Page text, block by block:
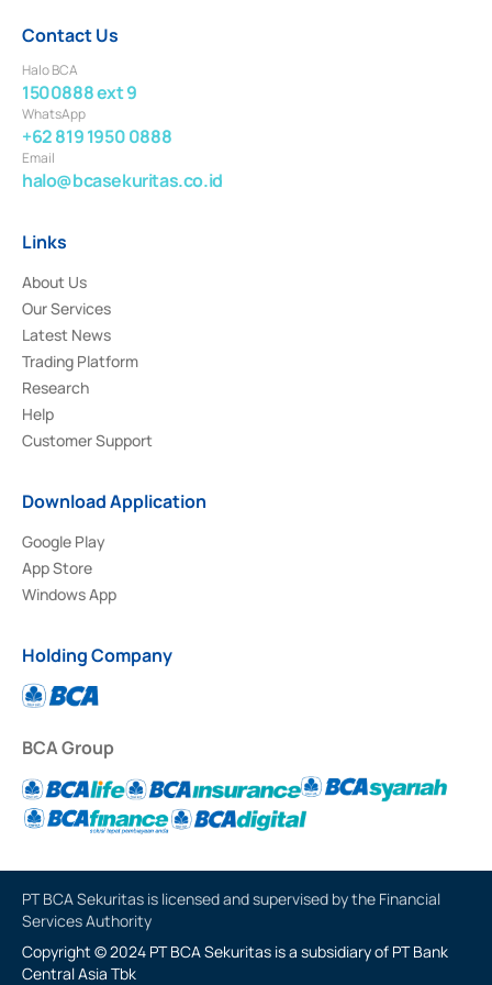
Contact Us
Halo BCA
1500888 ext 9
WhatsApp
+62 819 1950 0888
Email
halo@bcasekuritas.co.id
Links
About Us
Our Services
Latest News
Trading Platform
Research
Help
Customer Support
Download Application
Google Play
App Store
Windows App
Holding Company
BCA Group
PT BCA Sekuritas is licensed and supervised by the Financial
Services Authority
Copyright © 2024 PT BCA Sekuritas is a subsidiary of PT Bank
Central Asia Tbk